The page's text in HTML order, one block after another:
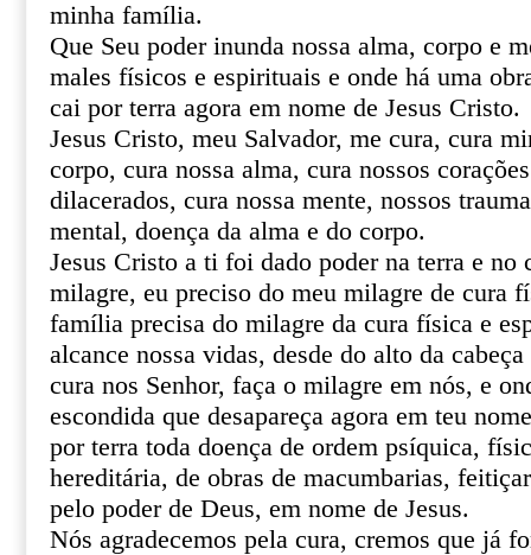
minha família.
Que Seu poder inunda nossa alma, corpo e
males físicos e espirituais e onde há uma
cai por terra agora em nome de Jesus Cristo.
Jesus Cristo, meu Salvador, me cura, cura
corpo, cura nossa alma, cura nossos
dilacerados, cura nossa mente, nossos
mental, doença da alma e do corpo.
Jesus Cristo a ti foi dado poder na terra e no
milagre, eu preciso do meu milagre de cura
família precisa do milagre da cura física e
alcance nossa vidas, desde do alto da
cura nos Senhor, faça o milagre em nós, e
escondida que desapareça agora em teu
por terra toda doença de ordem psíquica,
hereditária, de obras de macumbarias,
pelo poder de Deus, em nome de Jesus.
Nós agradecemos pela cura, cremos que já